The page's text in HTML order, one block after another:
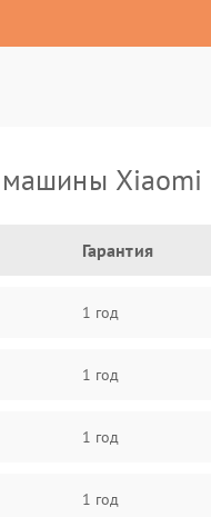
машины Xiaomi
Гарантия
1 год
1 год
1 год
1 год